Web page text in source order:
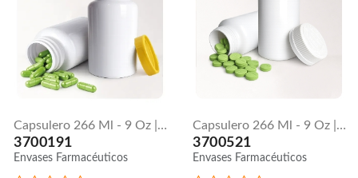
Capsulero 266 Ml - 9 Oz | Tapa Lisa
3700191
Envases Farmacéuticos
Capsulero 266 Ml - 9 Oz | Tapa Push Down
3700521
Envases Farmacéuticos